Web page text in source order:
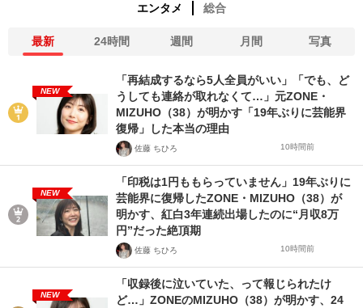
エンタメ 総合
最新 24時間 週間 月間 写真
NEW
「再結成するなら5人全員がいい」「でも、ど
うしても連絡が取れなくて…」元ZONE・
MIZUHO（38）が明かす「19年ぶりに芸能界
復帰」した本当の理由
佐藤 ちひろ 10時間前
NEW
「印税は1円ももらっていません」19年ぶりに
芸能界に復帰したZONE・MIZUHO（38）が
明かす、紅白3年連続出場したのに“月収8万
円”だった絶頂期
佐藤 ちひろ 10時間前
NEW
「収録後に泣いていた、って報じられたけ
ど…」ZONEのMIZUHO（38）が明かす、24